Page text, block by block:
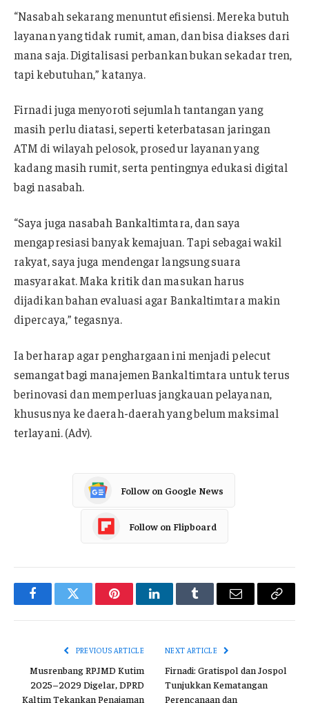
“Nasabah sekarang menuntut efisiensi. Mereka butuh
layanan yang tidak rumit, aman, dan bisa diakses dari
mana saja. Digitalisasi perbankan bukan sekadar tren,
tapi kebutuhan,” katanya.
Firnadi juga menyoroti sejumlah tantangan yang
masih perlu diatasi, seperti keterbatasan jaringan
ATM di wilayah pelosok, prosedur layanan yang
kadang masih rumit, serta pentingnya edukasi digital
bagi nasabah.
“Saya juga nasabah Bankaltimtara, dan saya
mengapresiasi banyak kemajuan. Tapi sebagai wakil
rakyat, saya juga mendengar langsung suara
masyarakat. Maka kritik dan masukan harus
dijadikan bahan evaluasi agar Bankaltimtara makin
dipercaya,” tegasnya.
Ia berharap agar penghargaan ini menjadi pelecut
semangat bagi manajemen Bankaltimtara untuk terus
berinovasi dan memperluas jangkauan pelayanan,
khususnya ke daerah-daerah yang belum maksimal
terlayani. (Adv).
Follow on Google News
Follow on Flipboard
FacebookTwitter PinterestLinkedInTumblr Email
Copy
PREVIOUS ARTICLE
Musrenbang RPJMD Kutim
2025–2029 Digelar, DPRD
Kaltim Tekankan Penajaman
NEXT ARTICLE
Firnadi: Gratispol dan Jospol
Tunjukkan Kematangan
Perencanaan dan